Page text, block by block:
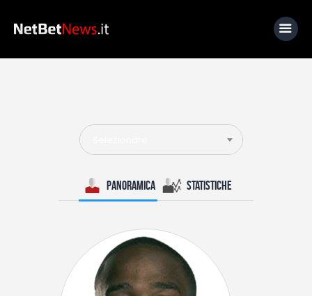
News
Calcio
Basket
Tennis
Lo Sapevi Che
Fantacalcio
I consigli di Giulia
Panoramica Statistiche